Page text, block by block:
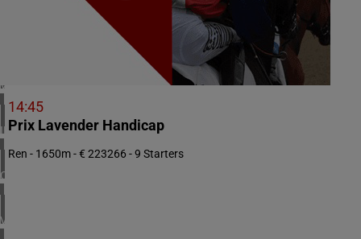
HONGKONG SAR VAN CHINA
VERENIGD KONINKRIJK
4 meeting(s)
IERLAND
2 meeting(s)
CHILI
1 meeting(s)
VERENIGDE STATEN
4 meeting(s)
14:45
Prix Lavender Handicap
Ren - 1650m - € 223266 - 9 Starters